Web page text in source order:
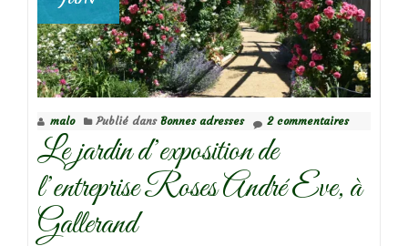
malo Publié dans Bonnes adresses 2 commentaires
Le jardin d’exposition de
l’entreprise Roses André Eve, à
Gallerand